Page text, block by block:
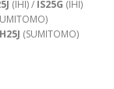
(IHI) / IS25G (IHI)
(SUMITOMO)